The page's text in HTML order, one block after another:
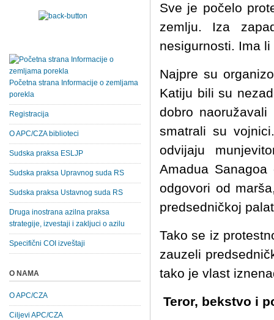
Sve je počelo
zemlju. Iza
nesigurnosti. Ima
Najpre su
Katiju bili su
dobro
smatrali su
odvijaju
Amadua
odgovori od
predsedničkoj
Tako se iz
zauzeli
tako je vlast
Teror, bekstvo i
Početna strana Informacije o zemljama
porekla
Registracija
O APC/CZA biblioteci
Sudska praksa ESLJP
Sudska praksa Upravnog suda RS
Sudska praksa Ustavnog suda RS
Druga inostrana azilna praksa
strategije, izvestaji i zakljuci o azilu
Specifični COI izveštaji
O NAMA
O APC/CZA
Ciljevi APC/CZA